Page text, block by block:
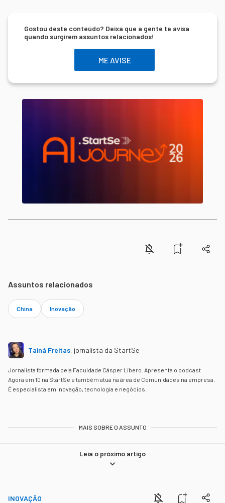
Gostou deste conteúdo? Deixa que a gente te avisa
quando surgirem assuntos relacionados!
ME AVISE
Assuntos relacionados
China Inovação
Tainá Freitas, jornalista da StartSe
Jornalista formada pela Faculdade Cásper Líbero. Apresenta o podcast
Agora em 10 na StartSe e também atua na área de Comunidades na empresa.
É especialista em inovação, tecnologia e negócios.
MAIS SOBRE O ASSUNTO
Leia o próximo artigo
INOVAÇÃO